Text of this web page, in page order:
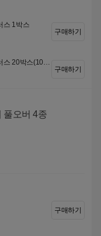
스 1박스
구매하기
스 20박스(10개
구매하기
풀오버 4종
구매하기